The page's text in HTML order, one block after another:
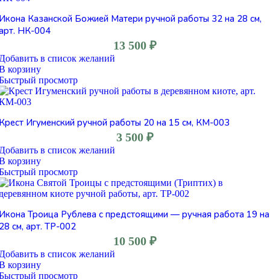
Казанской Божией Матери ручной работы 32 на 28 см,
НК-004
13 500 ₽
в список желаний
корзину
просмотр
Игуменский ручной работы 20 на 15 см, КМ-003
3 500 ₽
в список желаний
корзину
просмотр
Троица Рублева с предстоящими — ручная работа 19 на
см, арт. ТР-002
10 500 ₽
в список желаний
корзину
просмотр